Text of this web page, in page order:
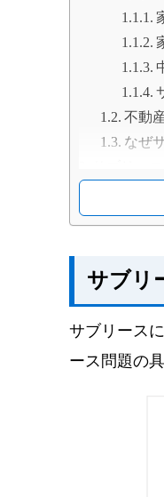
不動
なぜ
サブ
不動
サブリー
サブ
信頼
サブリー
サブ
サブリ
サブリース
ース問題の